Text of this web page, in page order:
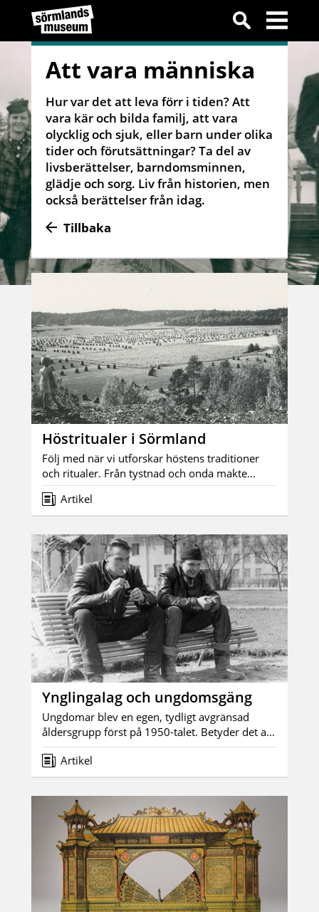
Att vara människa
Hur var det att leva förr i tiden? Att
vara kär och bilda familj, att vara
olycklig och sjuk, eller barn under olika
tider och förutsättningar? Ta del av
livsberättelser, barndomsminnen,
glädje och sorg. Liv från historien, men
också berättelser från idag.
Tillbaka
Höstritualer i Sörmland
Följ med när vi utforskar höstens traditioner
och ritualer. Från tystnad och onda makte...
Artikel
Ynglingalag och ungdomsgäng
Ungdomar blev en egen, tydligt avgränsad
åldersgrupp först på 1950-talet. Betyder det a...
Artikel